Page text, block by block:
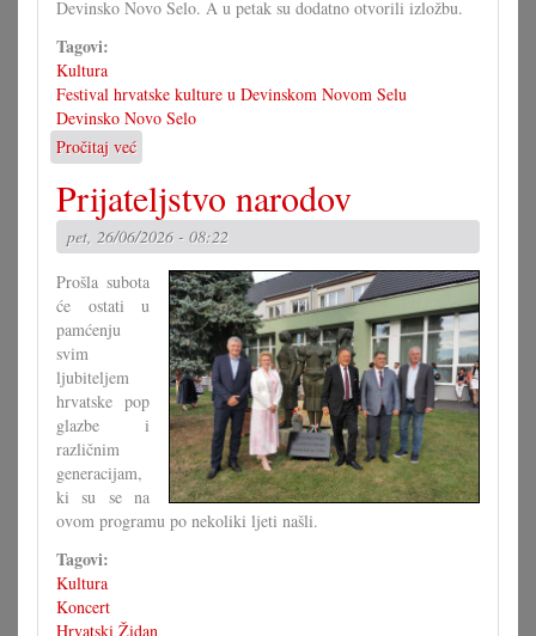
Devinsko Novo Selo. A u petak su dodatno otvorili izložbu.
Tagovi:
Kultura
Festival hrvatske kulture u Devinskom Novom Selu
Devinsko Novo Selo
Pročitaj već
37.
hrvatski
festival
u
Devinskom
Novo
Selu
Prijateljstvo narodov
pet, 26/06/2026 - 08:22
Prošla subota
će ostati u
pamćenju
svim
ljubiteljem
hrvatske pop
glazbe i
različnim
generacijam,
ki su se na
ovom programu po nekoliki ljeti našli.
Tagovi:
Kultura
Koncert
Hrvatski Židan